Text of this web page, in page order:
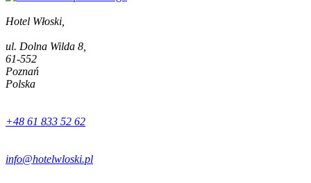
Hotel Włoski,
ul. Dolna Wilda 8,
61-552
Poznań
Polska
+48 61 833 52 62
info@hotelwloski.pl